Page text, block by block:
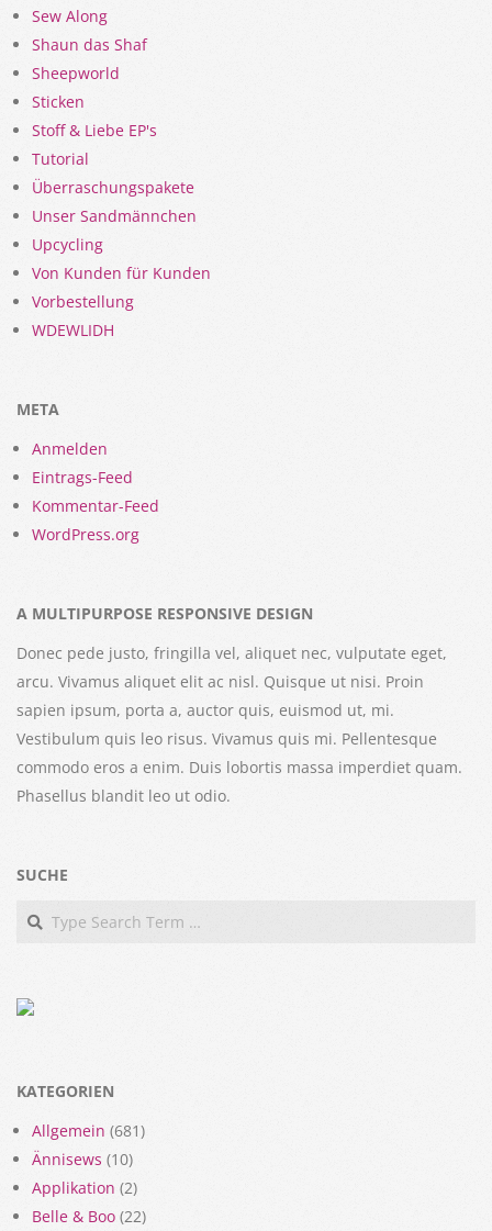
Sew Along
Shaun das Shaf
Sheepworld
Sticken
Stoff & Liebe EP's
Tutorial
Überraschungspakete
Unser Sandmännchen
Upcycling
Von Kunden für Kunden
Vorbestellung
WDEWLIDH
META
Anmelden
Eintrags-Feed
Kommentar-Feed
WordPress.org
A MULTIPURPOSE RESPONSIVE DESIGN
Donec pede justo, fringilla vel, aliquet nec, vulputate eget,
arcu. Vivamus aliquet elit ac nisl. Quisque ut nisi. Proin
sapien ipsum, porta a, auctor quis, euismod ut, mi.
Vestibulum quis leo risus. Vivamus quis mi. Pellentesque
commodo eros a enim. Duis lobortis massa imperdiet quam.
Phasellus blandit leo ut odio.
SUCHE
Search
KATEGORIEN
Allgemein (681)
Ännisews (10)
Applikation (2)
Belle & Boo (22)